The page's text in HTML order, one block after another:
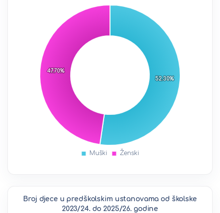
Broj djece u predškolskim ustanovama od školske
2023/24. do 2025/26. godine